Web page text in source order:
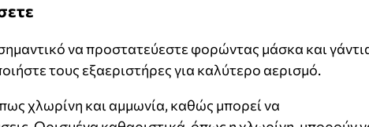
να προστατεύεστε φορώντας μάσκα και
τους εξαεριστήρες για καλύτερο αερισμό.
χλωρίνη και αμμωνία, καθώς μπορεί να